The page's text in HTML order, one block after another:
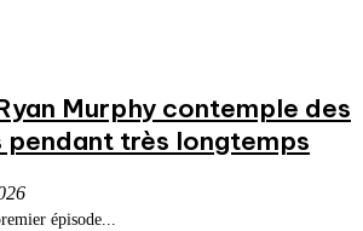
Murphy contemple des
pendant très longtemps
épisode...